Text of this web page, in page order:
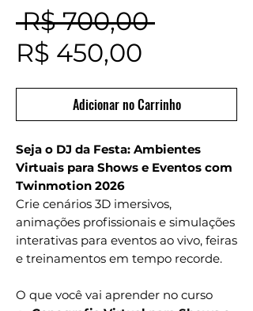
R$ 700,00 Preço
R$ 450,00
Adicionar no Carrinho
Seja o DJ da Festa: Ambientes
Virtuais para Shows e Eventos com
Twinmotion 2026
Crie cenários 3D imersivos,
animações profissionais e simulações
interativas para eventos ao vivo, feiras
e treinamentos em tempo recorde.
O que você vai aprender no curso